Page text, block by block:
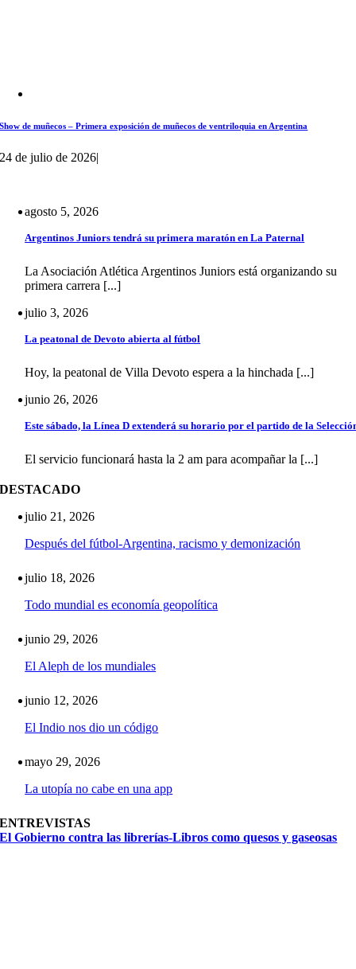
Show de muñecos – Primera exposición de muñecos de ventriloquia en Argentina
24 de julio de 2026|
agosto 5, 2026
Argentinos Juniors tendrá su primera maratón en La Paternal
La Asociación Atlética Argentinos Juniors está organizando su
primera carrera [...]
julio 3, 2026
La peatonal de Devoto abierta al fútbol
Hoy, la peatonal de Villa Devoto espera a la hinchada [...]
junio 26, 2026
Este sábado, la Línea D extenderá su horario por el partido de la
El servicio funcionará hasta la 2 am para acompañar la [...]
DESTACADO
julio 21, 2026
Después del fútbol-Argentina, racismo y demonización
julio 18, 2026
Todo mundial es economía geopolítica
junio 29, 2026
El Aleph de los mundiales
junio 12, 2026
El Indio nos dio un código
mayo 29, 2026
La utopía no cabe en una app
ENTREVISTAS
El Gobierno contra las librerías-Libros como quesos y gaseosas